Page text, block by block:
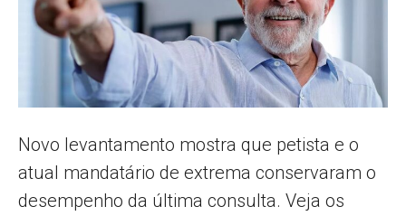
–
Novo levantamento mostra que petista e o
atual mandatário de extrema conservaram o
desempenho da última consulta. Veja os